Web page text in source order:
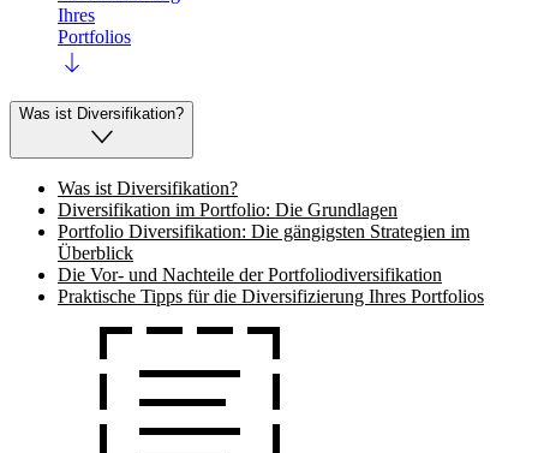
Ihres
Portfolios
Was ist Diversifikation?
Was ist Diversifikation?
Diversifikation im Portfolio: Die Grundlagen
Portfolio Diversifikation: Die gängigsten Strategien im
Überblick
Die Vor- und Nachteile der Portfoliodiversifikation
Praktische Tipps für die Diversifizierung Ihres Portfolios